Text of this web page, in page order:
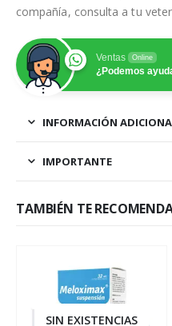
compañía, consulta a tu
Ventas Online
¿Podemos
INFORMACIÓN
IMPORTANTE
TAMBIÉN TE
SIN EXISTENCIAS